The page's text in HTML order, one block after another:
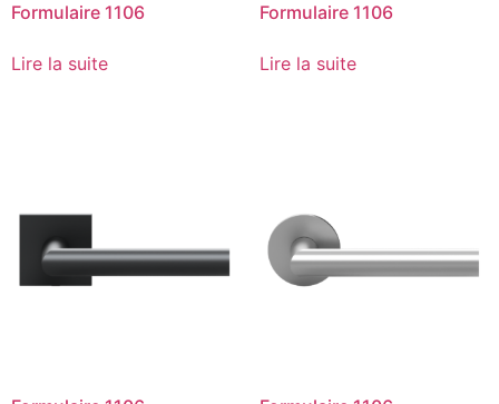
Formulaire 1106
Lire la suite
Formulaire 1106
Lire la suite